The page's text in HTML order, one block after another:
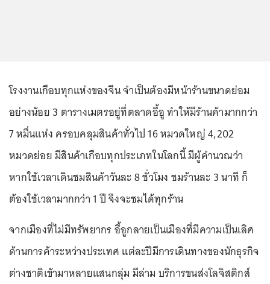
โรงงานเกือบทุกแห่งของจีน จำเป็นต้องมีหน้าร้านขนาดย่อม
อย่างน้อย 3 ตารางเมตรอยู่ที่ตลาดอี้อู ทำให้มีร้านค้ามากกว่า
7 หมื่นแห่ง ครอบคลุมสินค้าทั่วไป 16 หมวดใหญ่ 4,202
หมวดย่อย มีสินค้าเกือบทุกประเภทในโลกนี้ มีผู้คำนวณว่า
หากใช้เวลาเดินชมสินค้าวันละ 8 ชั่วโมง ชมร้านละ 3 นาที ก็
ต้องใช้เวลามากกว่า 1 ปี จึงจะชมได้ทุกร้าน
จากเมืองที่ไม่มีทรัพยากร อี้อูกลายเป็นเมืองที่มีความเป็นเลิศ
ด้านการค้าระหว่างประเทศ แต่ละปีมีการเดินทางของนักธุรกิจ
ต่างชาติเข้ามาหลายแสนกลุ่ม มีล่าม บริการขนส่งโลจิสติกส์